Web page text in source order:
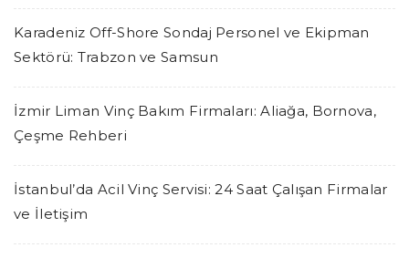
Karadeniz Off-Shore Sondaj Personel ve Ekipman
Sektörü: Trabzon ve Samsun
İzmir Liman Vinç Bakım Firmaları: Aliağa, Bornova,
Çeşme Rehberi
İstanbul’da Acil Vinç Servisi: 24 Saat Çalışan Firmalar
ve İletişim